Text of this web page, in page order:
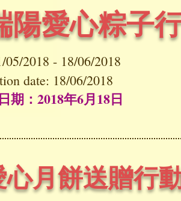
陽愛心粽子
05/2018 - 18/06/2018
date: 18/06/2018
期：2018年6月18日
心月餅送贈行